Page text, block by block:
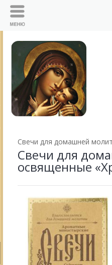
Свечи для домашней
Свечи для
освященные